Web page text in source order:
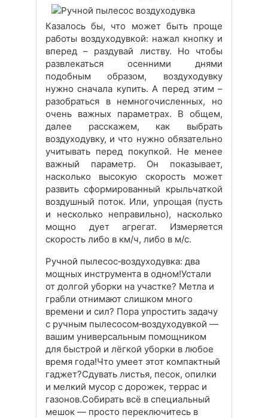
Казалось бы, что может быть проще
работы воздуходувкой: нажал кнопку и
вперед – раздувай листву. Но чтобы
развлекаться осенними днями
подобным образом, воздуходувку
нужно сначала купить. А перед этим –
разобраться в немногочисленных, но
очень важных параметрах. В общем,
далее расскажем, как выбрать
воздуходувку, и что нужно обязательно
учитывать перед покупкой. Не менее
важный параметр. Он показывает,
насколько высокую скорость может
развить сформированный крыльчаткой
воздушный поток. Или, упрощая (пусть
и несколько неправильно), насколько
мощно дует агрегат. Измеряется
скорость либо в км/ч, либо в м/с.
Ручной пылесос‑воздуходувка: два
мощных инструмента в одном!Устали
от долгой уборки на участке? Метла и
грабли отнимают слишком много
времени и сил? Пора упростить задачу
с ручным пылесосом‑воздуходувкой —
вашим универсальным помощником
для быстрой и лёгкой уборки в любое
время года!Что умеет этот компактный
гаджет?Сдувать листья, песок, опилки
и мелкий мусор с дорожек, террас и
газонов.Собирать всё в специальный
мешок — просто переключитесь в